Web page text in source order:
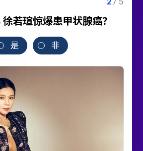
若瑄惊爆患甲状腺癌？
是 非